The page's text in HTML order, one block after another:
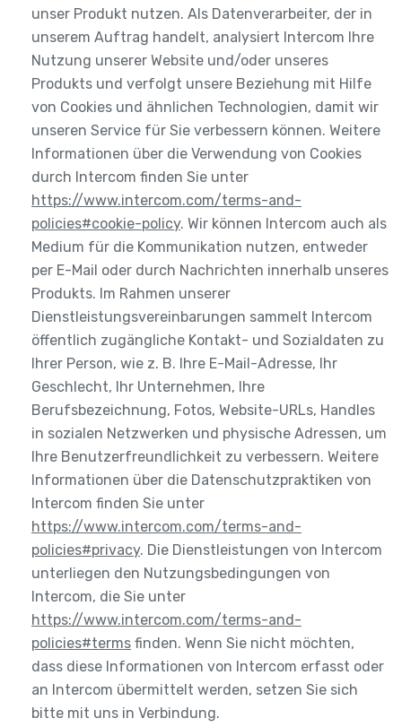
unser Produkt nutzen. Als Datenverarbeiter, der in
unserem Auftrag handelt, analysiert Intercom Ihre
Nutzung unserer Website und/oder unseres
Produkts und verfolgt unsere Beziehung mit Hilfe
von Cookies und ähnlichen Technologien, damit wir
unseren Service für Sie verbessern können. Weitere
Informationen über die Verwendung von Cookies
durch Intercom finden Sie unter
https://www.intercom.com/terms-and-
policies#cookie-policy. Wir können Intercom auch als
Medium für die Kommunikation nutzen, entweder
per E-Mail oder durch Nachrichten innerhalb unseres
Produkts. Im Rahmen unserer
Dienstleistungsvereinbarungen sammelt Intercom
öffentlich zugängliche Kontakt- und Sozialdaten zu
Ihrer Person, wie z. B. Ihre E-Mail-Adresse, Ihr
Geschlecht, Ihr Unternehmen, Ihre
Berufsbezeichnung, Fotos, Website-URLs, Handles
in sozialen Netzwerken und physische Adressen, um
Ihre Benutzerfreundlichkeit zu verbessern. Weitere
Informationen über die Datenschutzpraktiken von
Intercom finden Sie unter
https://www.intercom.com/terms-and-
policies#privacy. Die Dienstleistungen von Intercom
unterliegen den Nutzungsbedingungen von
Intercom, die Sie unter
https://www.intercom.com/terms-and-
policies#terms finden. Wenn Sie nicht möchten,
dass diese Informationen von Intercom erfasst oder
an Intercom übermittelt werden, setzen Sie sich
bitte mit uns in Verbindung.